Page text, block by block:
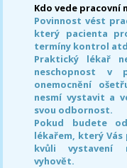
Kdo vede pracovní
Povinnost vést
který pacienta
termíny kontrol
Praktický lékař
neschopnost v
onemocnění
nesmí vystavit a
svou odbornost.
Pokud budete
lékařem, který
kvůli vystavení
vyhovět.